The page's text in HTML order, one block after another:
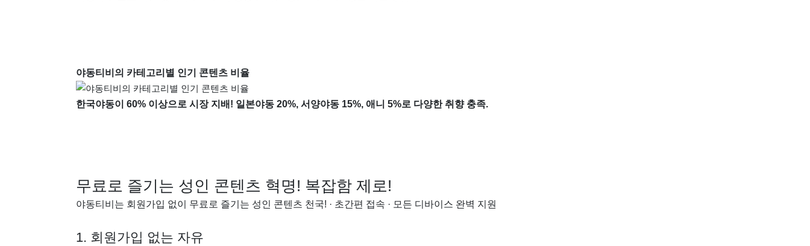
야동티비의 카테고리별 인기 콘텐츠 비율
한국야동이 60% 이상으로 시장 지배! 일본야동 20%, 서양야동 15%, 애니 5%로 다양한 취향 충족.
무료로 즐기는 성인 콘텐츠 혁명! 복잡함 제로!
야동티비는 회원가입 없이 무료로 즐기는 성인 콘텐츠 천국! · 초간편 접속 · 모든 디바이스 완벽 지원
1. 회원가입 없는 자유